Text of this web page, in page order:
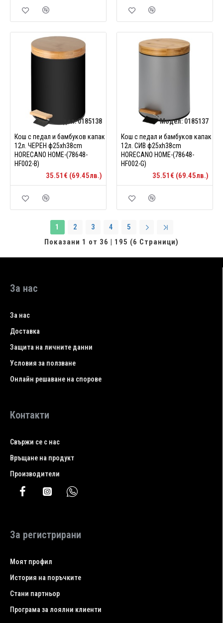
Модел:0185138
Кош с педал и бамбуков капак
12л. ЧЕРЕН ф25xh38cm
HORECANO HOME-(78648-
HF002-B)
35.51€ (69.45лв.)
Модел: 0185137
Кош с педал и бамбуков капак
12л. СИВ ф25xh38cm
HORECANO HOME-(78648-
HF002-G)
35.51€ (69.45лв.)
1 2 3 4
5
Показани 1 от 36 | 195 (6 Страници)
За нас
За нас
Доставка
Защита на личните данни
Условия за ползване
Онлайн решаване на спорове
Контакти
Свържи се с нас
Връщане на продукт
Производители
За регистрирани
Моят профил
История на поръчките
Стани партньор
Програма за лоялни клиенти